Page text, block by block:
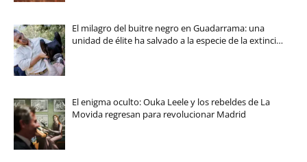
El milagro del buitre negro en Guadarrama: una
unidad de élite ha salvado a la especie de la extinci…
El enigma oculto: Ouka Leele y los rebeldes de La
Movida regresan para revolucionar Madrid